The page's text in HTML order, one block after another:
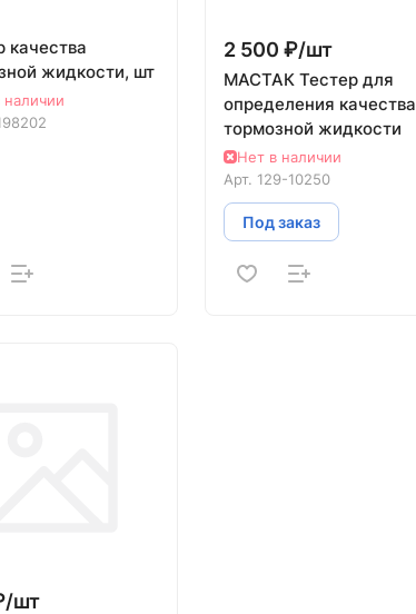
качества
жидкости, шт
наличии
2 500 ₽/шт
МАСТАК Тестер для
определения качества
тормозной жидкости
Нет в наличии
Арт. 129-10250
Под заказ
шт